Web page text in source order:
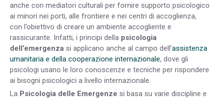
anche con mediatori culturali per fornire supporto psicologico
ai minori nei porti, alle frontiere e nei centri di accoglienza,
con l’obiettivo di creare un ambiente accogliente e
rassicurante. Infatti, i principi della psicologia
dell’emergenza si applicano anche al campo dell’assistenza
umanitaria e della cooperazione internazionale, dove gli
psicologi usano le loro conoscenze e tecniche per rispondere
ai bisogni psicologici a livello internazionale.
La Psicologia delle Emergenze si basa su varie discipline e